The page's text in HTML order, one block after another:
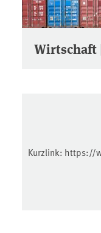
Wirtschaft
Kurzlink: https://